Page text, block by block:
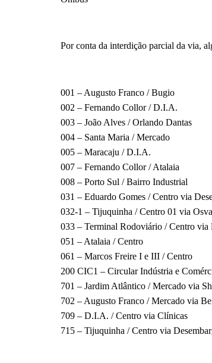
Por conta da interdição parcial da via,
001 – Augusto Franco / Bugio
002 – Fernando Collor / D.I.A.
003 – João Alves / Orlando Dantas
004 – Santa Maria / Mercado
005 – Maracaju / D.I.A.
007 – Fernando Collor / Atalaia
008 – Porto Sul / Bairro Industrial
031 – Eduardo Gomes / Centro via
032-1 – Tijuquinha / Centro 01 via
033 – Terminal Rodoviário / Centro via
051 – Atalaia / Centro
061 – Marcos Freire I e III / Centro
200 CIC1 – Circular Indústria e
701 – Jardim Atlântico / Mercado via
702 – Augusto Franco / Mercado via
709 – D.I.A. / Centro via Clínicas
715 – Tijuquinha / Centro via